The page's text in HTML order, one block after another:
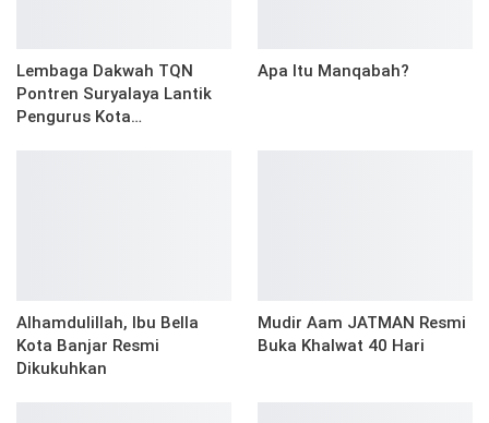
Lembaga Dakwah TQN
Pontren Suryalaya Lantik
Pengurus Kota…
Apa Itu Manqabah?
Alhamdulillah, Ibu Bella
Kota Banjar Resmi
Dikukuhkan
Mudir Aam JATMAN Resmi
Buka Khalwat 40 Hari